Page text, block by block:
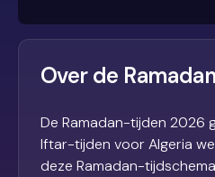
Over de
De Ramadan-tijden 2026
Iftar-tijden voor Algeria
deze Ramadan-